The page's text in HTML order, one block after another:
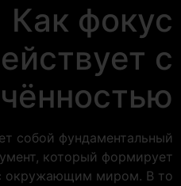
Как фокус
с
собой фундаментальный
который формирует
окружающим миром. В то